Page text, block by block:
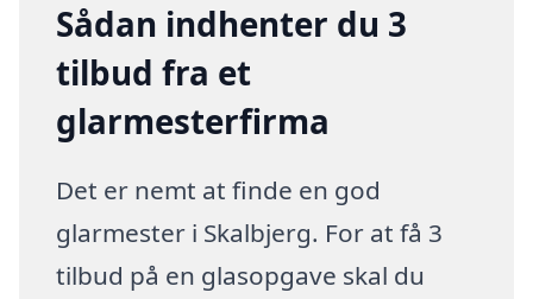
Sådan indhenter du 3
tilbud fra et
glarmesterfirma
Det er nemt at finde en god
glarmester i Skalbjerg. For at få 3
tilbud på en glasopgave skal du